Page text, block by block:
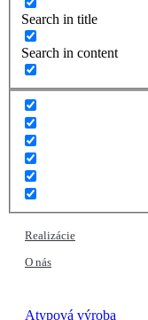
Search in title
Search in content
Realizácie
O nás
Atypová výroba